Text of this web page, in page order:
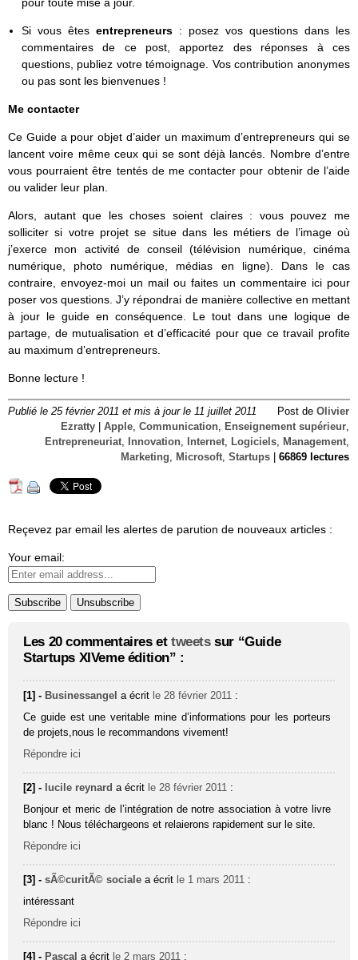
Si vous êtes entrepreneurs : posez vos questions dans les
commentaires de ce post, apportez des réponses à ces
questions, publiez votre témoignage. Vos contribution anonymes
ou pas sont les bienvenues !
Me contacter
Ce Guide a pour objet d’aider un maximum d’entrepreneurs qui se
lancent voire même ceux qui se sont déjà lancés. Nombre d’entre
vous pourraient être tentés de me contacter pour obtenir de l’aide
ou valider leur plan.
Alors, autant que les choses soient claires : vous pouvez me
solliciter si votre projet se situe dans les métiers de l’image où
j’exerce mon activité de conseil (télévision numérique, cinéma
numérique, photo numérique, médias en ligne). Dans le cas
contraire, envoyez-moi un mail ou faites un commentaire ici pour
poser vos questions. J’y répondrai de manière collective en mettant
à jour le guide en conséquence. Le tout dans une logique de
partage, de mutualisation et d’efficacité pour que ce travail profite
au maximum d’entrepreneurs.
Bonne lecture !
Publié le 25 février 2011 et mis à jour le 11 juillet 2011 Post de Olivier
Ezratty
Apple, Communication, Enseignement supérieur,
Entrepreneuriat, Innovation, Internet, Logiciels, Management,
Marketing, Microsoft, Startups 66869 lectures
Reçevez par email les alertes de parution de nouveaux articles :
Your email:
Les 20 commentaires et tweetssur “Guide
Startups XIVeme édition” :
[1] - Businessangel a écrit le 28 février 2011 :
Ce guide est une veritable mine d’informations pour les porteurs
de projets,nous le recommandons vivement!
Répondre ici
[2] - lucile reynard a écrit le 28 février 2011 :
Bonjour et meric de l’intégration de notre association à votre livre
blanc ! Nous téléchargeons et relaierons rapidement sur le site.
Répondre ici
[3] -sÃ©curitÃ© sociale a écrit le 1 mars 2011 :
intéressant
Répondre ici
[4] - Pascal a écrit le 2 mars 2011 :